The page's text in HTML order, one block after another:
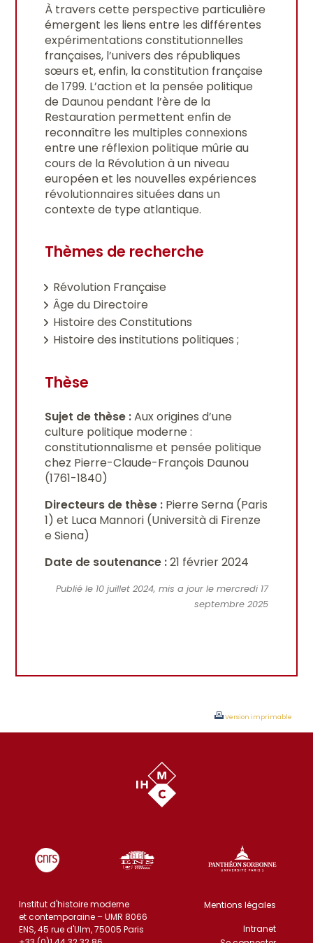
À travers cette perspective particulière
émergent les liens entre les différentes
expérimentations constitutionnelles
françaises, l’univers des républiques
sœurs et, enfin, la constitution française
de 1799. L’action et la pensée politique
de Daunou pendant l’ère de la
Restauration permettent enfin de
reconnaître les multiples connexions
entre une réflexion politique mûrie au
cours de la Révolution à un niveau
européen et les nouvelles expériences
révolutionnaires situées dans un
contexte de type atlantique.
Thèmes de recherche
Révolution Française
Âge du Directoire
Histoire des Constitutions
Histoire des institutions politiques ;
Thèse
Sujet de thèse :Aux origines d’une
culture politique moderne :
constitutionnalisme et pensée politique
chez Pierre-Claude-François Daunou
(1761-1840)
Directeurs de thèse : Pierre Serna (Paris
1) et Luca Mannori (Università di Firenze
e Siena)
Date de soutenance :21 février 2024
Publié le 10 juillet 2024, mis a jour le mercredi 17
septembre 2025
Version imprimable
Institut d'histoire moderne
et contemporaine – UMR 8066
ENS, 45 rue d'Ulm, 75005 Paris
Mentions légales
Intranet